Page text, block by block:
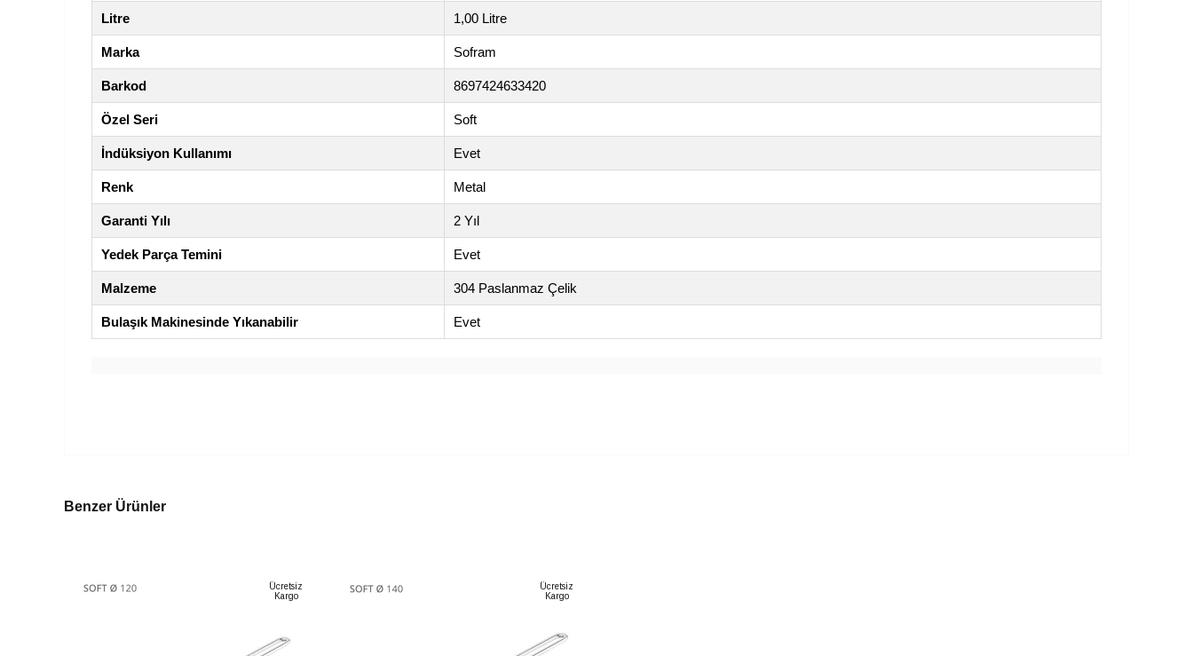
Litre 1,00 Litre
Marka Sofram
Barkod 8697424633420
Özel Seri Soft
İndüksiyon Kullanımı Evet
Renk Metal
Garanti Yılı 2 Yıl
Yedek Parça Temini Evet
Malzeme 304 Paslanmaz Çelik
Bulaşık Makinesinde Yıkanabilir Evet
Benzer Ürünler
Ücretsiz
Kargo
Ücretsiz
Kargo